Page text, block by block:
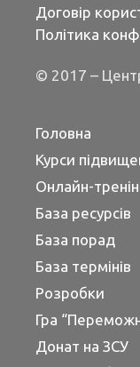
Договір
Політика
© 2017 – Центр
Головна
Курси
Онлайн-
База ресурсів
База порад
База термінів
Розробки
Гра
Донат на ЗСУ